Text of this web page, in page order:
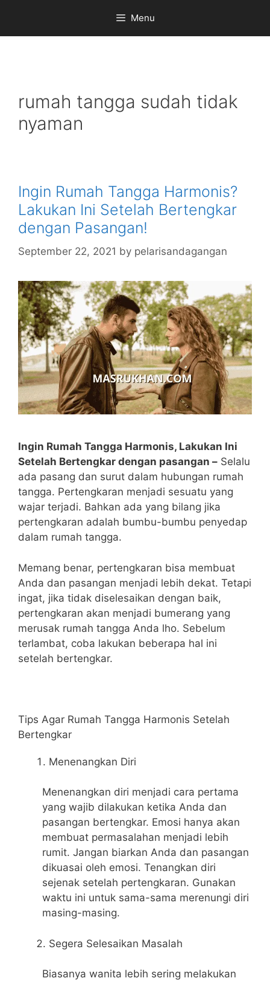
content
Menu
rumah tangga sudah tidak
nyaman
Ingin Rumah Tangga Harmonis?
Lakukan Ini Setelah Bertengkar
dengan Pasangan!
September 22, 2021 by pelarisandagangan
Ingin Rumah Tangga Harmonis, Lakukan Ini
Setelah Bertengkar dengan pasangan – Selalu
ada pasang dan surut dalam hubungan rumah
tangga. Pertengkaran menjadi sesuatu yang
wajar terjadi. Bahkan ada yang bilang jika
pertengkaran adalah bumbu-bumbu penyedap
dalam rumah tangga.
Memang benar, pertengkaran bisa membuat
Anda dan pasangan menjadi lebih dekat. Tetapi
ingat, jika tidak diselesaikan dengan baik,
pertengkaran akan menjadi bumerang yang
merusak rumah tangga Anda lho. Sebelum
terlambat, coba lakukan beberapa hal ini
setelah bertengkar.
Tips Agar Rumah Tangga Harmonis Setelah
Bertengkar
Menenangkan Diri
Menenangkan diri menjadi cara pertama
yang wajib dilakukan ketika Anda dan
pasangan bertengkar. Emosi hanya akan
membuat permasalahan menjadi lebih
rumit. Jangan biarkan Anda dan pasangan
dikuasai oleh emosi. Tenangkan diri
sejenak setelah pertengkaran. Gunakan
waktu ini untuk sama-sama merenungi diri
masing-masing.
Segera Selesaikan Masalah
Biasanya wanita lebih sering melakukan